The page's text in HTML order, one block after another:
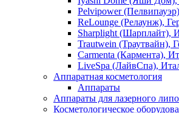
Pelvipower
ReLounge (Релаунж),
Sharplight (Шарплайт),
Trautwein (Траутвайн),
Carmenta (Кармента),
LiveSpa (ЛайвСпа),
Аппаратная косметология
Аппараты
Аппараты для лазерного
Косметологическое